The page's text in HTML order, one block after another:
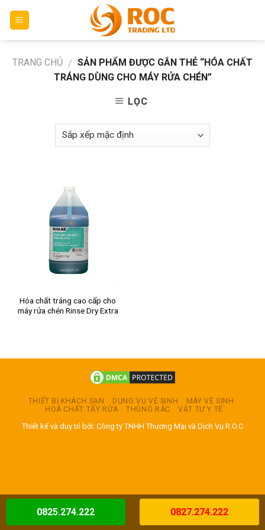
TRANG CHỦ / SẢN PHẨM ĐƯỢC GẮN THẺ “HÓA CHẤT
TRÁNG DÙNG CHO MÁY RỬA CHÉN”
LỌC
Hóa chất tráng cao cấp cho
máy rửa chén Rinse Dry Extra
THIẾT BỊ KHÁCH SẠN DỤNG VỤ VỆ SINH
MÁY VỆ SINH
HOÁ CHẤT TẨY RỬA
THÙNG RÁC VẬT TƯ Y TẾ
Thiết kế và duy trì bởi: Công ty TNHH Thương Mại và Dịch Vụ R.O.C
0825.274.222 0827.274.222